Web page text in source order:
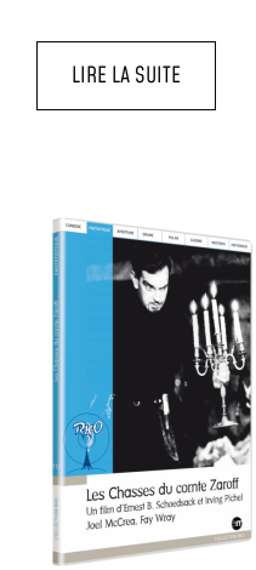
LIRE LA SUITE